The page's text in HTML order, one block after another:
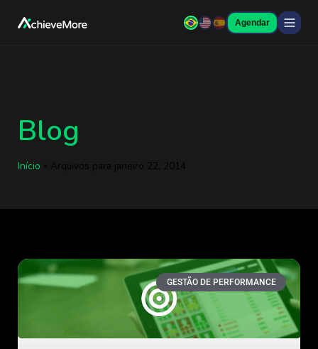
Agendar
Blog
Início » Arquivos para janeiro 22, 2014
GESTÃO DE PERFORMANCE